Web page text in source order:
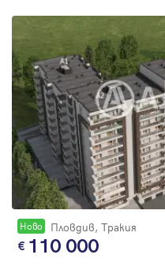
Новo Пловдив, Тракия
110 000